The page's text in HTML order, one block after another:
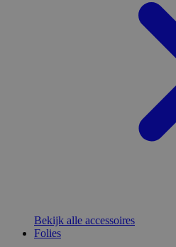
Bekijk alle accessoires
Folies